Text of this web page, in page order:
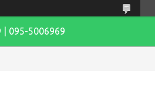
095-5006969